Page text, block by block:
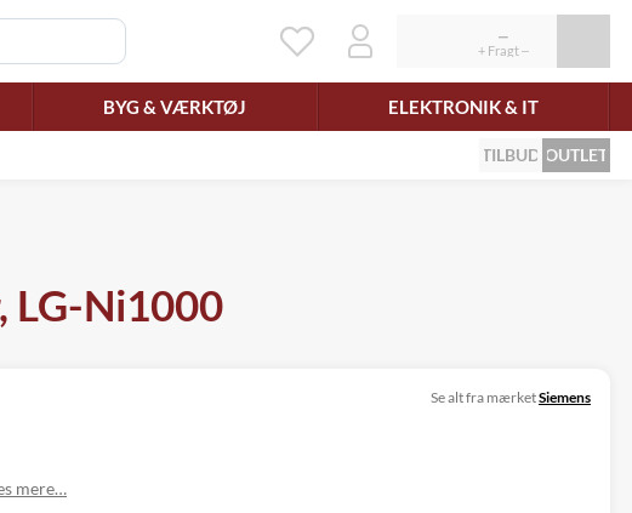
BYG & VÆRKTØJ ELEKTRONIK & IT
TILBUD OUTLET
Ni1000
Se alt fra mærketSiemens
mere…